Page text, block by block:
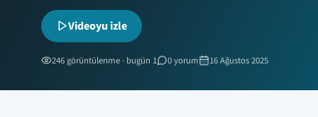
Videoyu izle
246 görüntülenme · bugün 1 0 yorum 16 Ağustos 2025